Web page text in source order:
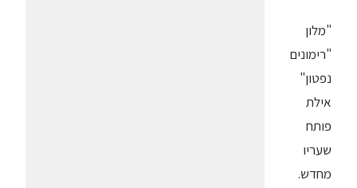
"מלון
"רימונים
נפטון"
אילת
פותח
שעריו
מחדש.